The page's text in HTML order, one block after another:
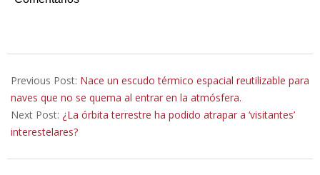
05-
22
Previous Post: Nace un escudo térmico espacial reutilizable para
naves que no se quema al entrar en la atmósfera.
Next Post: ¿La órbita terrestre ha podido atrapar a ‘visitantes’
interestelares?